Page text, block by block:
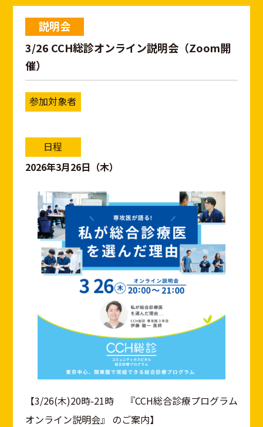
説明会
3/26 CCH総診オンライン説明会（Zoom開
催）
参加対象者
日程
2026年3月26日（木）
【3/26(木)20時-21時 『CCH総合診療プログラム
オンライン説明会』 のご案内】